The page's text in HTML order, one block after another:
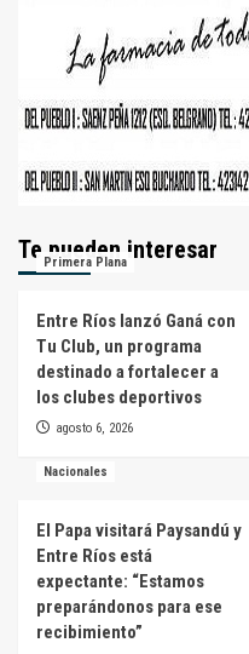
Te pueden interesar
Primera Plana
Entre Ríos lanzó Ganá con
Tu Club, un programa
destinado a fortalecer a
los clubes deportivos
agosto 6, 2026
Nacionales
El Papa visitará Paysandú y
Entre Ríos está
expectante: “Estamos
preparándonos para ese
recibimiento”